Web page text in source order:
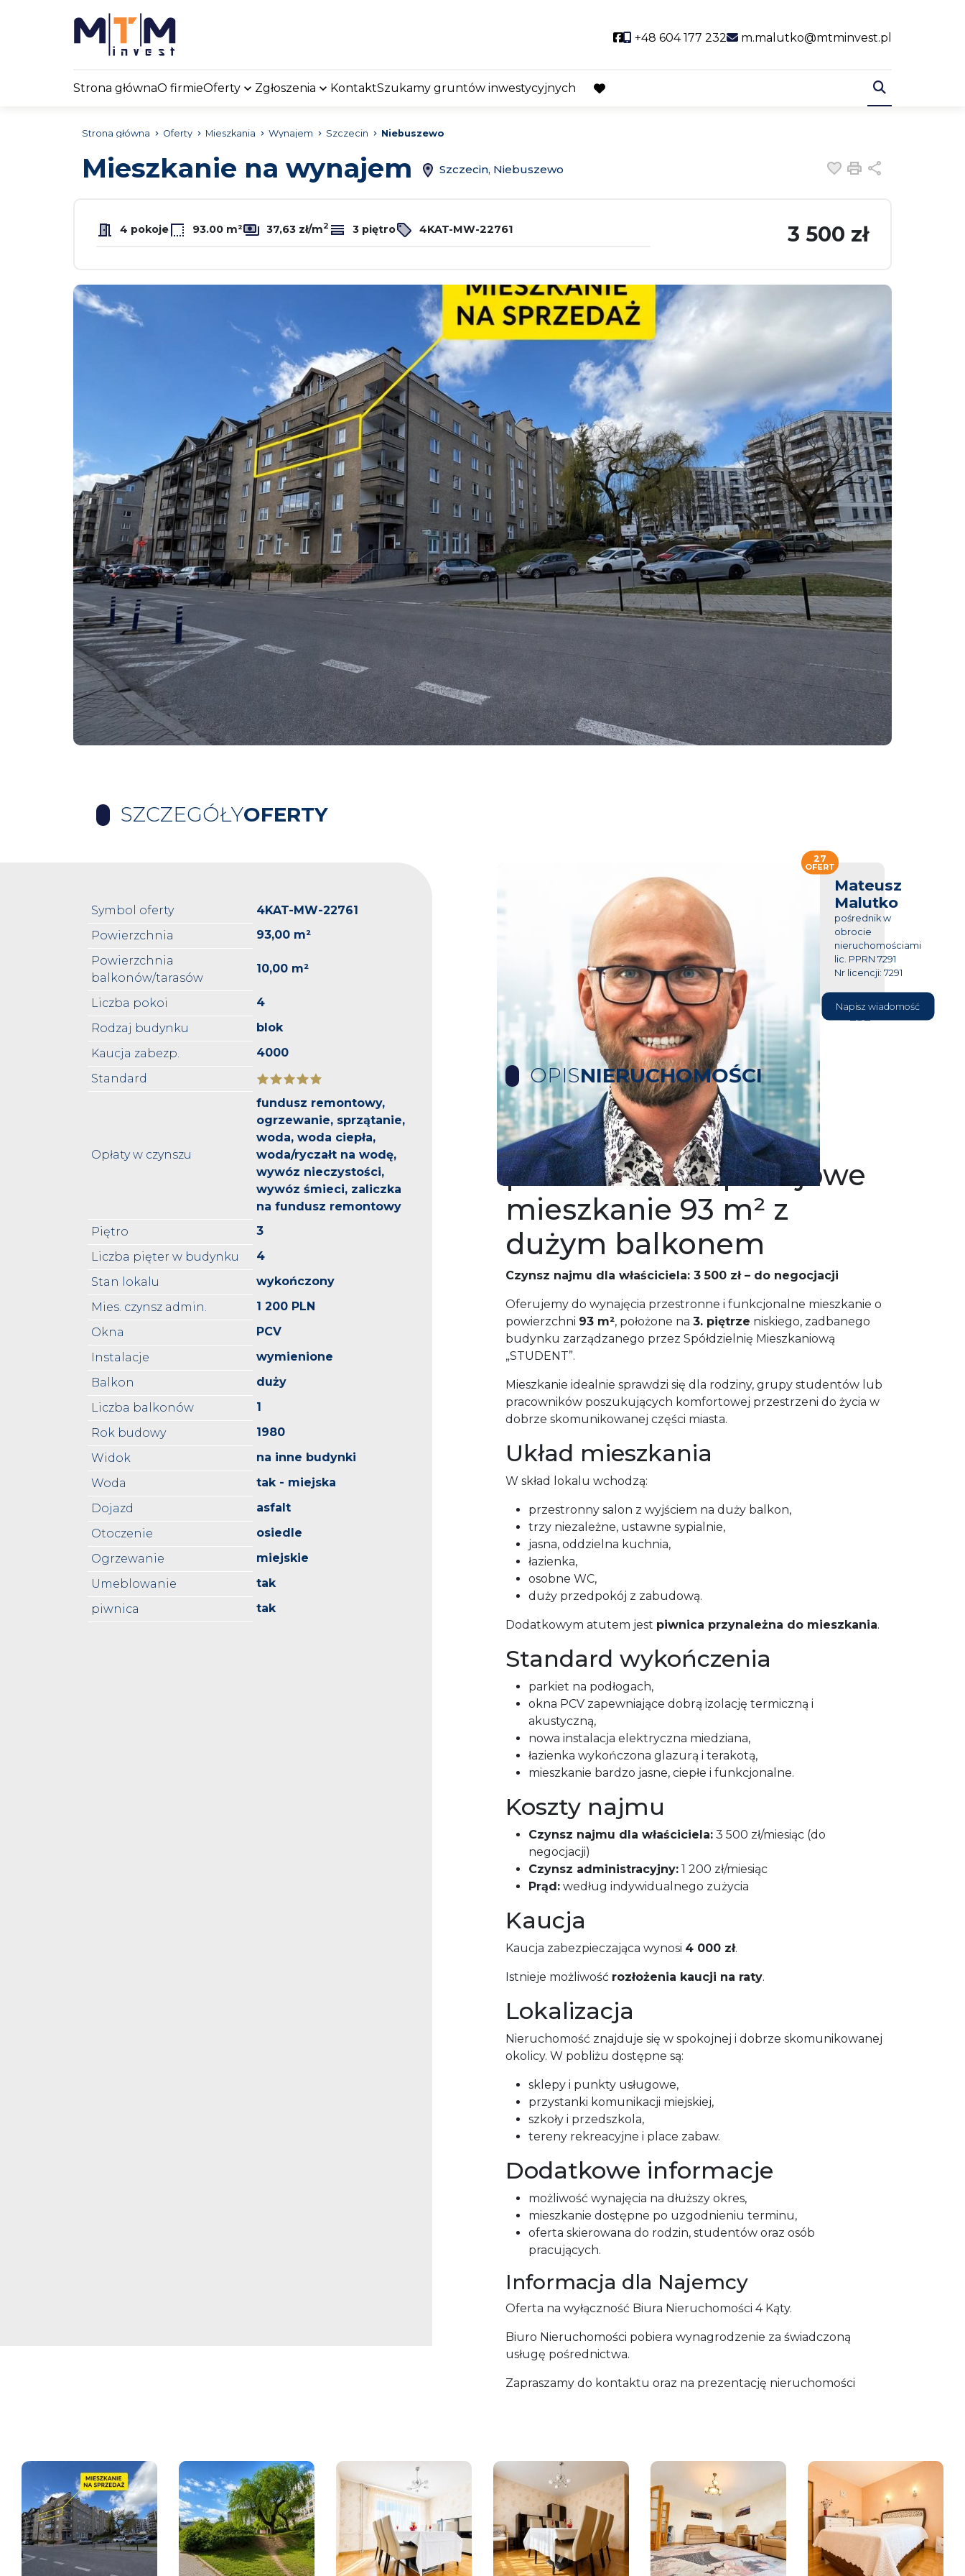
Social link
+48 604 177 232 m.malutko@mtminvest.pl
Strona głównaO firmieOferty Zgłoszenia KontaktSzukamy gruntów inwestycyjnych
favorite
Strona główna Oferty Mieszkania Wynajem Szczecin Niebuszewo
Mieszkanie na wynajem Szczecin, Niebuszewo Dodaj do
Drukuj
4 pokoje 93.00 m² 37,63 zł/m2 3 piętro 4KAT-MW-22761 3 500 zł
SZCZEGÓŁYOFERTY
Symbol oferty
4KAT-MW-22761
Powierzchnia
93,00 m²
Powierzchnia
balkonów/tarasów
10,00 m²
Liczba pokoi
4
Rodzaj budynku
blok
Kaucja zabezp.
4000
Standard
Opłaty w czynszu
fundusz remontowy,
ogrzewanie, sprzątanie,
woda, woda ciepła,
woda/ryczałt na wodę,
wywóz nieczystości,
wywóz śmieci, zaliczka
na fundusz remontowy
Piętro
3
Liczba pięter w budynku
4
Stan lokalu
wykończony
Mies. czynsz admin.
1 200 PLN
Okna
PCV
Instalacje
wymienione
Balkon
duży
Liczba balkonów
1
Rok budowy
1980
Widok
na inne budynki
Woda
tak - miejska
Dojazd
asfalt
Otoczenie
osiedle
Ogrzewanie
miejskie
Umeblowanie
tak
piwnica
tak
Mateusz
Malutko
pośrednik w
obrocie
nieruchomościami
lic. PPRN 7291
Nr licencji: 7291
604 177
232
Napisz wiadomość
27
OFERT
OPISNIERUCHOMOŚCI
Na wynajem –
przestronne 4-pokojowe
mieszkanie 93 m² z
dużym balkonem
Czynsz najmu dla właściciela: 3 500 zł – do negocjacji
Oferujemy do wynajęcia przestronne i funkcjonalne mieszkanie o
powierzchni 93 m², położone na 3. piętrze niskiego, zadbanego
budynku zarządzanego przez Spółdzielnię Mieszkaniową
„STUDENT”.
Mieszkanie idealnie sprawdzi się dla rodziny, grupy studentów lub
pracowników poszukujących komfortowej przestrzeni do życia w
dobrze skomunikowanej części miasta.
Układ mieszkania
W skład lokalu wchodzą:
przestronny salon z wyjściem na duży balkon,
trzy niezależne, ustawne sypialnie,
jasna, oddzielna kuchnia,
łazienka,
osobne WC,
duży przedpokój z zabudową.
Dodatkowym atutem jest piwnica przynależna do mieszkania.
Standard wykończenia
parkiet na podłogach,
okna PCV zapewniające dobrą izolację termiczną i
akustyczną,
nowa instalacja elektryczna miedziana,
łazienka wykończona glazurą i terakotą,
mieszkanie bardzo jasne, ciepłe i funkcjonalne.
Koszty najmu
Czynsz najmu dla właściciela: 3 500 zł/miesiąc (do
negocjacji)
Czynsz administracyjny: 1 200 zł/miesiąc
Prąd: według indywidualnego zużycia
Kaucja
Kaucja zabezpieczająca wynosi 4 000 zł.
Istnieje możliwość rozłożenia kaucji na raty.
Lokalizacja
Nieruchomość znajduje się w spokojnej i dobrze skomunikowanej
okolicy. W pobliżu dostępne są:
sklepy i punkty usługowe,
przystanki komunikacji miejskiej,
szkoły i przedszkola,
tereny rekreacyjne i place zabaw.
Dodatkowe informacje
możliwość wynajęcia na dłuższy okres,
mieszkanie dostępne po uzgodnieniu terminu,
oferta skierowana do rodzin, studentów oraz osób
pracujących.
Informacja dla Najemcy
Oferta na wyłączność Biura Nieruchomości 4 Kąty.
Biuro Nieruchomości pobiera wynagrodzenie za świadczoną
usługę pośrednictwa.
Zapraszamy do kontaktu oraz na prezentację nieruchomości